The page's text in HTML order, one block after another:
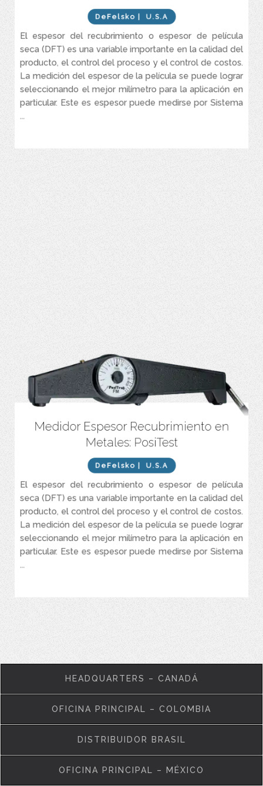
DeFelsko| U.S.A
El espesor del recubrimiento o espesor de película
seca (DFT) es una variable importante en la calidad del
producto, el control del proceso y el control de costos.
La medición del espesor de la película se puede lograr
seleccionando el mejor milímetro para la aplicación en
particular. Este es espesor puede medirse por Sistema
...
Ligero-fácil de transportar, como un bolígrafo
Resistente-no le afectan los golpes mecánicos, el ácido, el
aceite, el agua ni el polvo
No requiere ajuste por parte del usuario
Punta de sonda muy resistente al desgaste para una larga vida
útil y una precisión continua
Medidor Espesor Recubrimiento en
Metales: PosiTest
DeFelsko| U.S.A
El espesor del recubrimiento o espesor de película
seca (DFT) es una variable importante en la calidad del
producto, el control del proceso y el control de costos.
La medición del espesor de la película se puede lograr
seleccionando el mejor milímetro para la aplicación en
particular. Este es espesor puede medirse por Sistema
...
Sonda de carburo altamente resistente al desgaste para una vida
más larga y precisión continua
agua, ácido o disolventes
giro durante la medición
Indicadores visuales y audibles para designar cuándo se
establece la lectura del espesor
Las ranuras en “V” en la carcasa de la sonda y la base del
medidor permiten un posicionamiento correcto en objetos
cilíndricos
HEADQUARTERS – CANADÁ
OFICINA PRINCIPAL – COLOMBIA
DISTRIBUIDOR BRASIL
OFICINA PRINCIPAL – MÉXICO